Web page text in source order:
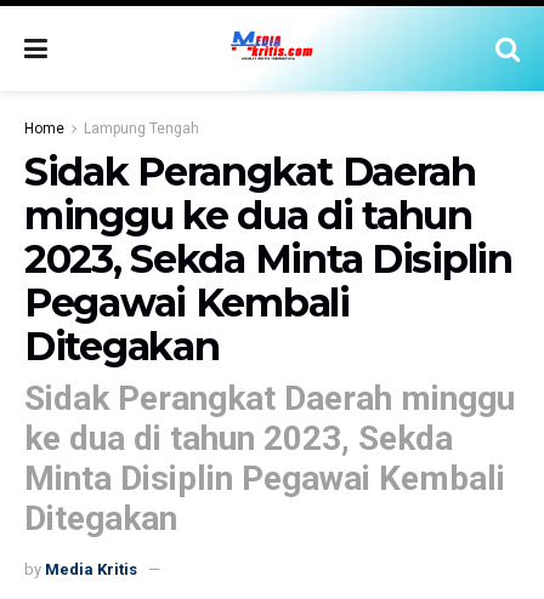
Home Lampung Tengah
Sidak Perangkat Daerah
minggu ke dua di tahun
2023, Sekda Minta Disiplin
Pegawai Kembali
Ditegakan
Sidak Perangkat Daerah minggu
ke dua di tahun 2023, Sekda
Minta Disiplin Pegawai Kembali
Ditegakan
by Media Kritis